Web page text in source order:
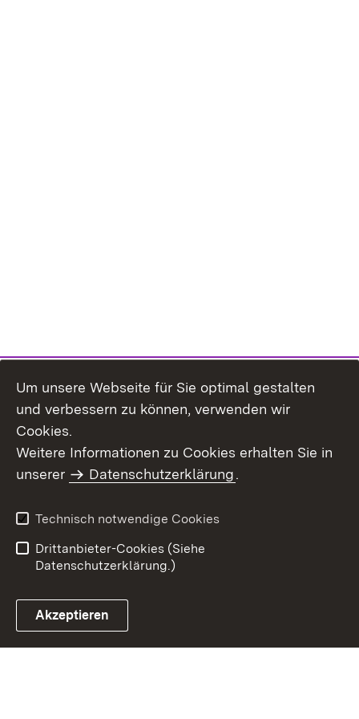
Benutzungshinweise
Erklärung zur
Um unsere Webseite für Sie optimal gestalten
und verbessern zu können, verwenden wir
Cookies.
Weitere Informationen zu Cookies erhalten Sie in
unserer
Datenschutzerklärung.
Technisch notwendige Cookies
Drittanbieter-Cookies (Siehe
Datenschutzerklärung.)
Akzeptieren